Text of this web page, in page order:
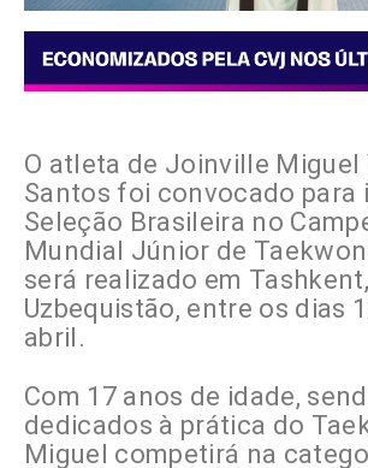
O atleta de Joinville Miguel
Santos foi convocado para
Seleção Brasileira no
Mundial Júnior de
será realizado em
Uzbequistão, entre os dias
abril.
Com 17 anos de idade,
dedicados à prática do
Miguel competirá na